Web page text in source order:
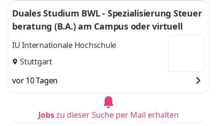
Duales Studium BWL - Spezialisierung Steuer
beratung (B.A.) am Campus oder virtuell
IU Internationale Hochschule
Stuttgart
vor 10 Tagen
Jobszu dieser Suche per Mail erhalten